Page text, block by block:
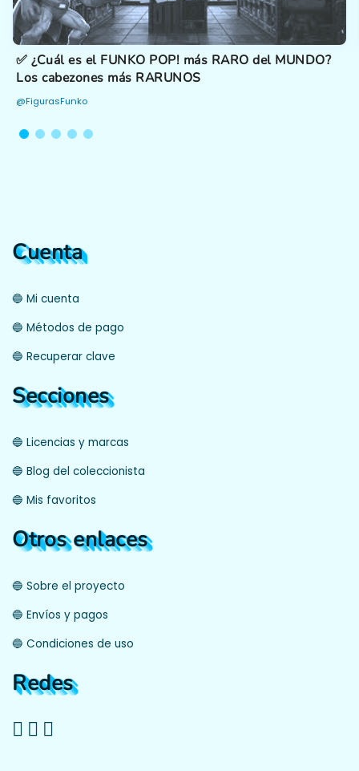
✅ ¿Cuál es el FUNKO POP! más RARO del MUNDO?
Los cabezones más RARUNOS
@FigurasFunko
Cuenta
🔵 Mi cuenta
🔵 Métodos de pago
🔵 Recuperar clave
Secciones
🔵 Licencias y marcas
🔵 Blog del coleccionista
🔵 Mis favoritos
Otros enlaces
🔵 Sobre el proyecto
🔵 Envíos y pagos
🔵 Condiciones de uso
Redes